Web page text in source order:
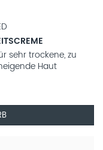
sehr trockene, zu
Haut